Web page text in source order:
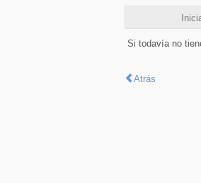
Si todavía no
Atrás